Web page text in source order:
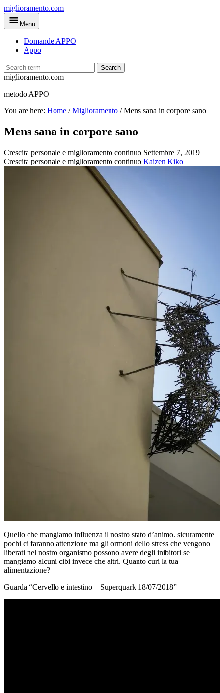
Skip
to
main
miglioramento.com
Menu
Domande APPO
Appo
Search
miglioramento.com
metodo APPO
You are here: Home /Miglioramento /Mens sana in corpore sano
Mens sana in corpore sano
Crescita personale e miglioramento continuo Settembre 7, 2019
Crescita personale e miglioramento continuo Kaizen Kiko
Quello che mangiamo influenza il nostro stato d’animo. sicuramente
pochi ci faranno attenzione ma gli ormoni dello stress che vengono
liberati nel nostro organismo possono avere degli inibitori se
mangiamo alcuni cibi invece che altri. Quanto curi la tua
alimentazione?
Guarda “Cervello e intestino – Superquark 18/07/2018”